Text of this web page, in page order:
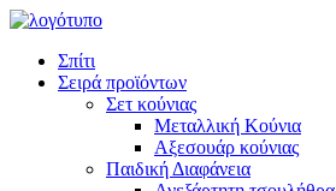
Σπίτι
Σειρά προϊόντων
Σετ κούνιας
Μεταλλική Κούνια
Αξεσουάρ κούνιας
Παιδική Διαφάνεια